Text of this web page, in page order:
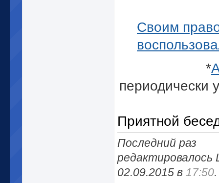
Своим
*
периодически
Приятной
Последний раз
редактировалось
02.09.2015 в 17:50.